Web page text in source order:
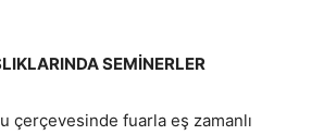
SEMİNERLER
çerçevesinde fuarla eş zamanlı